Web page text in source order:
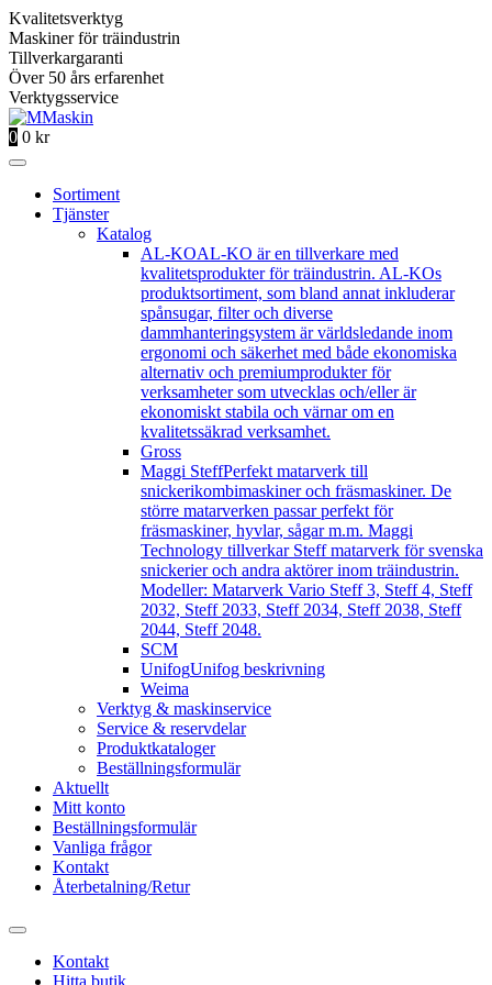
Kvalitetsverktyg
Maskiner för träindustrin
Tillverkargaranti
Över 50 års erfarenhet
Verktygsservice
0 0 kr
Sortiment
Tjänster
Katalog
AL-KOAL-KO är en tillverkare med
kvalitetsprodukter för träindustrin. AL-KOs
produktsortiment, som bland annat inkluderar
spånsugar, filter och diverse
dammhanteringsystem är världsledande inom
ergonomi och säkerhet med både ekonomiska
alternativ och premiumprodukter för
verksamheter som utvecklas och/eller är
ekonomiskt stabila och värnar om en
kvalitetssäkrad verksamhet.
Gross
Maggi SteffPerfekt matarverk till
snickerikombimaskiner och fräsmaskiner. De
större matarverken passar perfekt för
fräsmaskiner, hyvlar, sågar m.m. Maggi
Technology tillverkar Steff matarverk för svenska
snickerier och andra aktörer inom träindustrin.
Modeller: Matarverk Vario Steff 3, Steff 4, Steff
2032, Steff 2033, Steff 2034, Steff 2038, Steff
2044, Steff 2048.
SCM
UnifogUnifog beskrivning
Weima
Verktyg & maskinservice
Service & reservdelar
Produktkataloger
Beställningsformulär
Aktuellt
Mitt konto
Beställningsformulär
Vanliga frågor
Kontakt
Återbetalning/Retur
Kontakt
Hitta butik